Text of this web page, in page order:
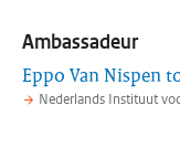
Ambassadeur
Eppo Van Nispen
Nederlands Instituut